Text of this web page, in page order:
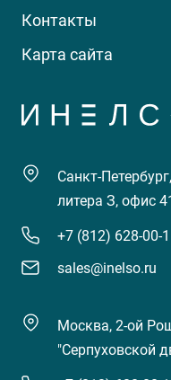
Контакты
Карта сайта
Санкт-
литера З, офис
+7 (812) 628-00-
sales@inelso.ru
Москва, 2-ой
"Серпуховской